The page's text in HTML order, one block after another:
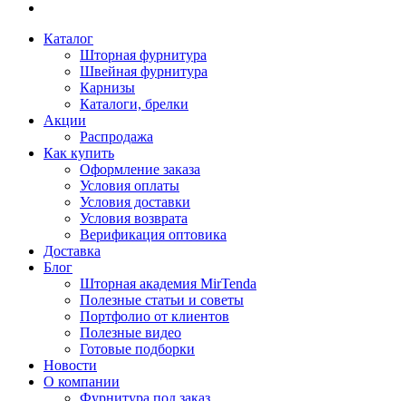
Каталог
Шторная фурнитура
Швейная фурнитура
Карнизы
Каталоги, брелки
Акции
Распродажа
Как купить
Оформление заказа
Условия оплаты
Условия доставки
Условия возврата
Верификация оптовика
Доставка
Блог
Шторная академия MirTenda
Полезные статьи и советы
Портфолио от клиентов
Полезные видео
Готовые подборки
Новости
О компании
Фурнитура под заказ